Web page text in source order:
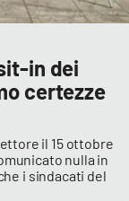
in dei
certezze
il 15 ottobre
nulla in
i sindacati del